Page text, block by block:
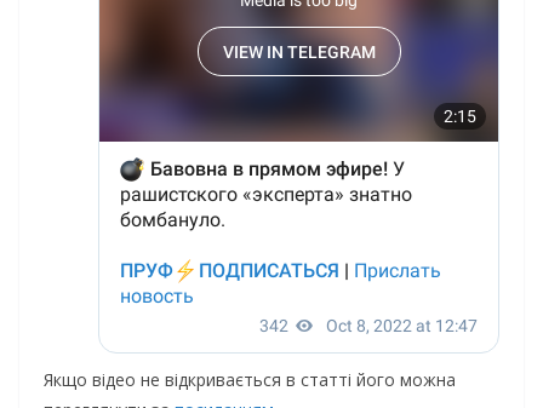
Якщо відео не відкривається в статті його можна